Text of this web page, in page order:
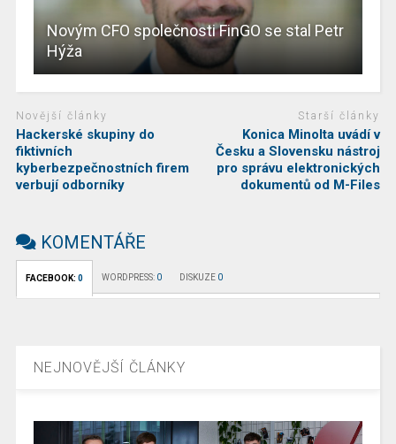
Novým CFO společnosti FinGO se stal Petr
Hýža
Novější články
Hackerské skupiny do
fiktivních
kyberbezpečnostních firem
verbují odborníky
Starší články
Konica Minolta uvádí v
Česku a Slovensku nástroj
pro správu elektronických
dokumentů od M-Files
KOMENTÁŘE
FACEBOOK: 0 WORDPRESS: 0 DISKUZE 0
NEJNOVĚJŠÍ ČLÁNKY